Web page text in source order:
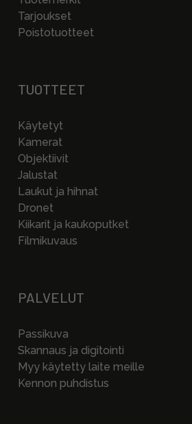
Tarjoukset
Poistotuotteet
TUOTTEET
Käytetyt
Kamerat
Objektiivit
Jalustat
Laukut ja hihnat
Dronet
Kiikarit ja kaukoputket
Filmikuvaus
PALVELUT
Passikuva
Skannaus ja digitointi
Myy käytetty laite meille
Kennon puhdistus